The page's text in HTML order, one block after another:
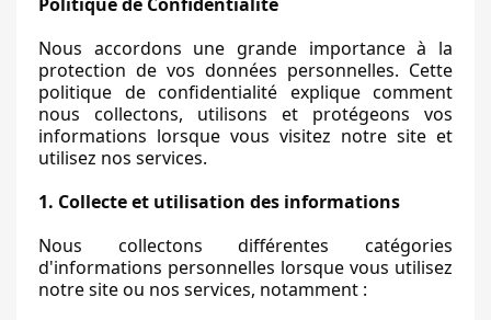
Nous accordons une grande importance à la
protection de vos données personnelles. Cette
politique de confidentialité explique comment
nous collectons, utilisons et protégeons vos
informations lorsque vous visitez notre site et
utilisez nos services.
1. Collecte et utilisation des informations
Nous collectons différentes catégories
d'informations personnelles lorsque vous utilisez
notre site ou nos services, notamment :